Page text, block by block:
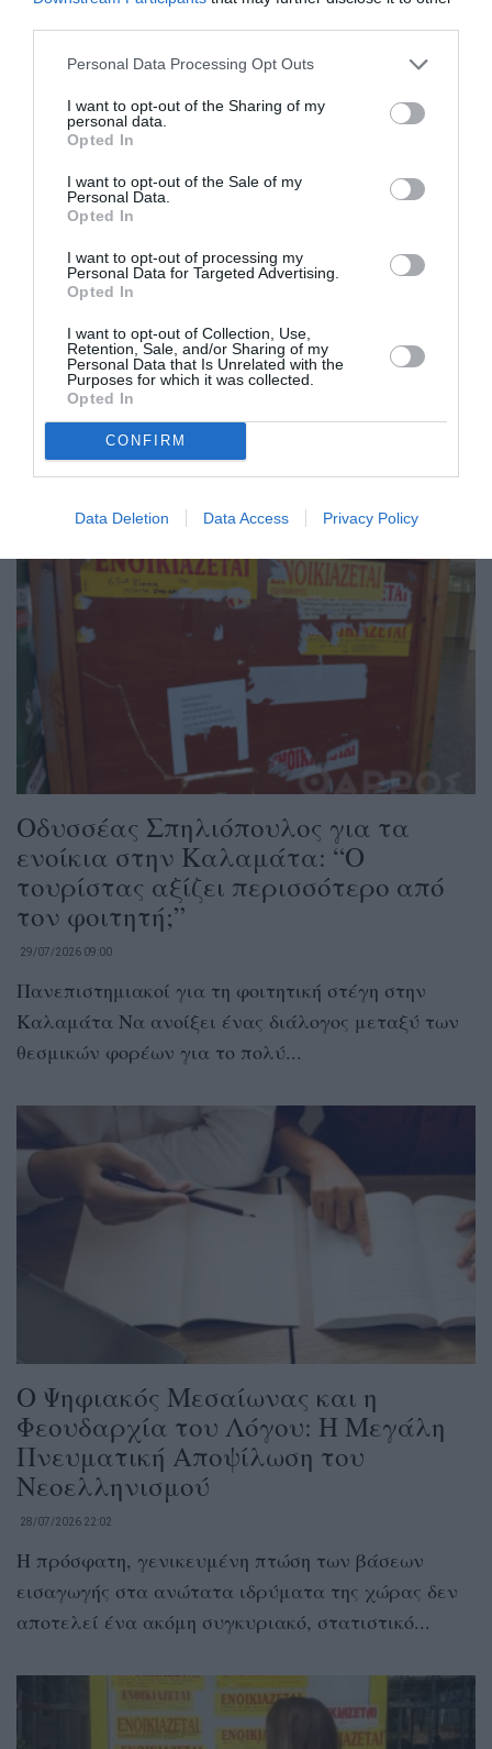
Personal Data Processing Opt Outs
I want to opt-out of the Sharing of my
personal data.
Opted In
I want to opt-out of the Sale of my
Personal Data.
Opted In
I want to opt-out of processing my
Personal Data for Targeted Advertising.
Opted In
I want to opt-out of Collection, Use,
Retention, Sale, and/or Sharing of my
Personal Data that Is Unrelated with the
Purposes for which it was collected.
Opted In
CONFIRM
Data Deletion Data Access Privacy Policy
Παιδικό Πολιτιστικό Φεστιβάλ:
Εικαστικό εργαστήρι για τη
σήμερα
29/07/2026 09:55
Συνεχίζεται απόψε, στις οχτώ, το 7ο Παιδικό
Πολιτιστικό Φεστιβάλ του Δήμου Καλαμάτας και
της Φάρις, με τη δράση...
Οδυσσέας Σπηλιόπουλος για τα
ενοίκια στην Καλαμάτα: “Ο
τουρίστας αξίζει περισσότερο από
τον φοιτητή;”
29/07/2026 09:00
Πανεπιστημιακοί για τη φοιτητική στέγη στην
Καλαμάτα Να ανοίξει ένας διάλογος μεταξύ των
θεσμικών φορέων για το πολύ...
Ο Ψηφιακός Μεσαίωνας και η
Φεουδαρχία του Λόγου: Η Μεγάλη
Πνευματική Αποψίλωση του
Νεοελληνισμού
28/07/2026 22:02
Η πρόσφατη, γενικευμένη πτώση των βάσεων
εισαγωγής στα ανώτατα ιδρύματα της χώρας δεν
αποτελεί ένα ακόμη συγκυριακό, στατιστικό...